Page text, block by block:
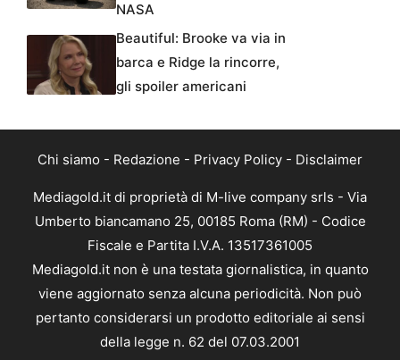
NASA
Beautiful: Brooke va via in
barca e Ridge la rincorre,
gli spoiler americani
Chi siamo - Redazione - Privacy Policy - Disclaimer
Mediagold.it di proprietà di M-live company srls - Via
Umberto biancamano 25, 00185 Roma (RM) - Codice
Fiscale e Partita I.V.A. 13517361005
Mediagold.it non è una testata giornalistica, in quanto
viene aggiornato senza alcuna periodicità. Non può
pertanto considerarsi un prodotto editoriale ai sensi
della legge n. 62 del 07.03.2001